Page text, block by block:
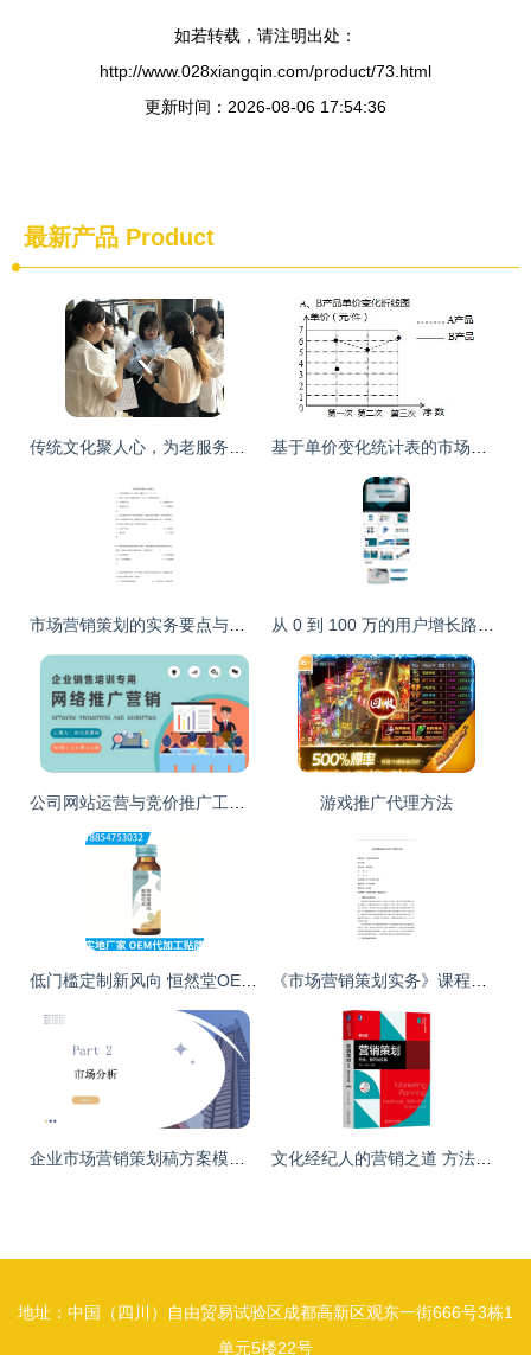
如若转载，请注明出处：
http://www.028xiangqin.com/product/73.html
更新时间：2026-08-06 17:54:36
最新产品 Product
游戏推广代理方法
地址：中国（四川）自由贸易试验区成都高新区观东一街666号3栋1
单元5楼22号